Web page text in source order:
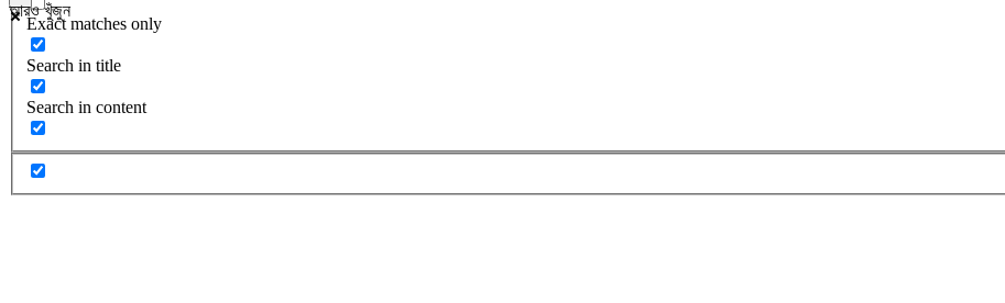
আরও খুঁজুন
Exact matches only
Search in title
Search in content